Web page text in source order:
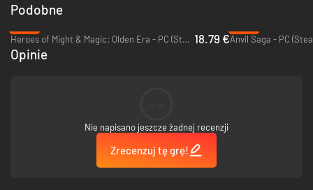
wyjątkowych okazji w mieście.
wykorzystać twoje istnienie do swoich celów. Jednak ich wahanie daje ci
okazję do umocnienia się i realizacji własnych zamiarów.
Podobne
Heroes of Might & Magic: Olden Era - PC (Steam) 18.79 €Anvil Saga - PC
Opinie
Nie napisano jeszcze żadnej recenzji
Zrecenzuj tę grę!